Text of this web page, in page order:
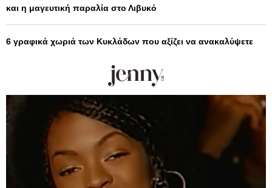
και η μαγευτική παραλία στο Λιβυκό
6 γραφικά χωριά των Κυκλάδων που αξίζει να ανακαλύψετε